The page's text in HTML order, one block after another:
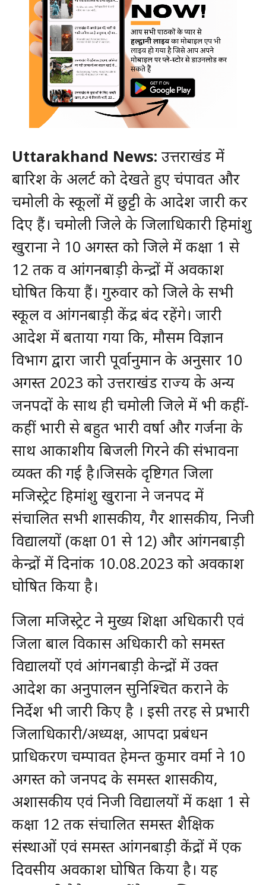
Uttarakhand News: उत्तराखंड में
बारिश के अलर्ट को देखते हुए चंपावत और
चमोली के स्कूलों में छुट्टी के आदेश जारी कर
दिए हैं। चमोली जिले के जिलाधिकारी हिमांशु
खुराना ने 10 अगस्त को जिले में कक्षा 1 से
12 तक व आंगनबाड़ी केन्द्रों में अवकाश
घोषित किया हैं। गुरुवार को जिले के सभी
स्कूल व आंगनबाड़ी केंद्र बंद रहेंगे। जारी
आदेश में बताया गया कि, मौसम विज्ञान
विभाग द्वारा जारी पूर्वानुमान के अनुसार 10
अगस्त 2023 को उत्तराखंड राज्य के अन्य
जनपदों के साथ ही चमोली जिले में भी कहीं-
कहीं भारी से बहुत भारी वर्षा और गर्जना के
साथ आकाशीय बिजली गिरने की संभावना
व्यक्त की गई है।जिसके दृष्टिगत जिला
मजिस्ट्रेट हिमांशु खुराना ने जनपद में
संचालित सभी शासकीय, गैर शासकीय, निजी
विद्यालयों (कक्षा 01 से 12) और आंगनबाड़ी
केन्द्रों में दिनांक 10.08.2023 को अवकाश
घोषित किया है।
जिला मजिस्ट्रेट ने मुख्य शिक्षा अधिकारी एवं
जिला बाल विकास अधिकारी को समस्त
विद्यालयों एवं आंगनबाड़ी केन्द्रों में उक्त
आदेश का अनुपालन सुनिश्चित कराने के
निर्देश भी जारी किए है । इसी तरह से प्रभारी
जिलाधिकारी/अध्यक्ष, आपदा प्रबंधन
प्राधिकरण चम्पावत हेमन्त कुमार वर्मा ने 10
अगस्त को जनपद के समस्त शासकीय,
अशासकीय एवं निजी विद्यालयों में कक्षा 1 से
कक्षा 12 तक संचालित समस्त शैक्षिक
संस्थाओं एवं समस्त आंगनबाड़ी केंद्रों में एक
दिवसीय अवकाश घोषित किया है। यह